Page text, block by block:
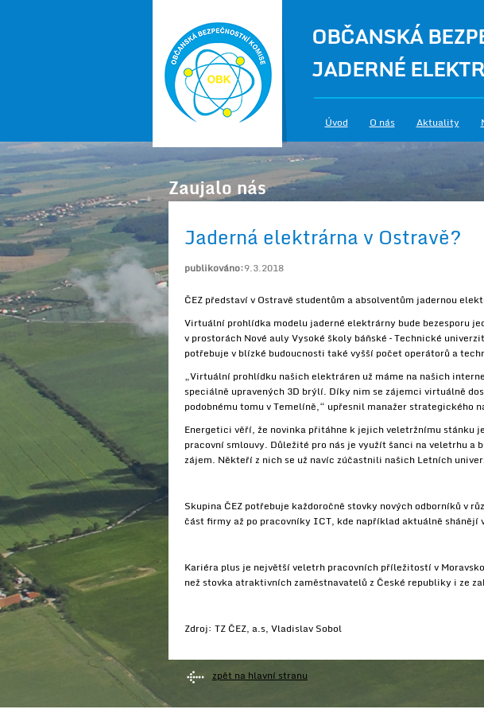
OBČANSKÁ
JADERNÉ
Úvod O nás Aktuality
Zaujalo nás
Jaderná elektrárna v Ostravě?
publikováno:9.3.2018
ČEZ představí v Ostravě studentům a absolventům jadernou
Virtuální prohlídka modelu jaderné elektrárny bude bezesporu
v prostorách Nové auly Vysoké školy báňské – Technické
potřebuje v blízké budoucnosti také vyšší počet operátorů a
„Virtuální prohlídku našich elektráren už máme na našich
speciálně upravených 3D brýlí. Díky nim se zájemci virtuálně
podobnému tomu v Temelíně,“ upřesnil manažer strategického
Energetici věří, že novinka přitáhne k jejich veletržnímu stánku
pracovní smlouvy. Důležité pro nás je využít šanci na veletrhu a
zájem. Někteří z nich se už navíc zúčastnili našich Letních
Skupina ČEZ potřebuje každoročně stovky nových odborníků v
část firmy až po pracovníky ICT, kde například aktuálně shánějí
Kariéra plus je největší veletrh pracovních příležitostí v
než stovka atraktivních zaměstnavatelů z České republiky i ze
Zdroj: TZ ČEZ, a.s, Vladislav Sobol
zpět na hlavní stranu